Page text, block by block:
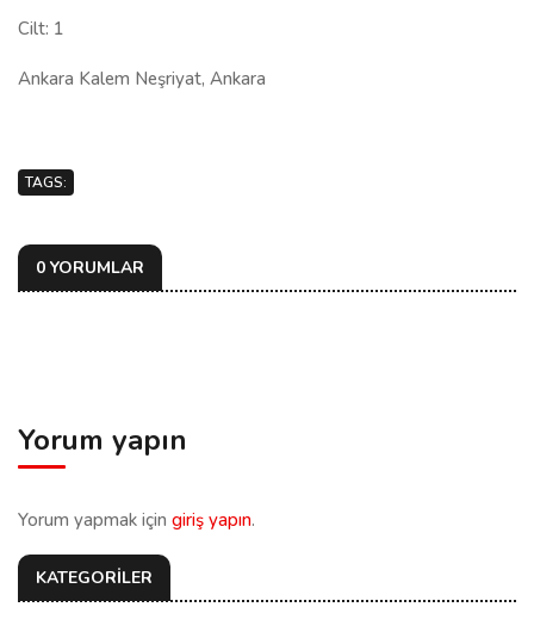
Cilt: 1
Ankara Kalem Neşriyat, Ankara
TAGS:
0 YORUMLAR
Yorum yapın
Yorum yapmak için giriş yapın.
KATEGORİLER